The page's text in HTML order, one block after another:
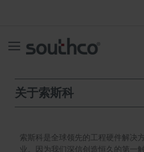
关于索斯科
索斯科是全球领先的工程硬件解决
业。因为我们深信创造恒久的第一